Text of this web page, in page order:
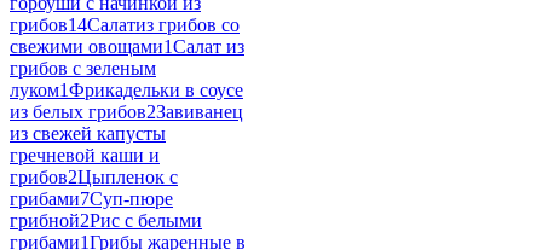
грибов14Салатиз грибов со
свежими овощами1Салат из
грибов с зеленым
луком1Фрикадельки в соусе
из белых грибов2Завиванец
из свежей капусты
гречневой каши и
грибов2Цыпленок с
грибами7Суп-пюре
грибной2Рис с белыми
грибами1Грибы жаренные в